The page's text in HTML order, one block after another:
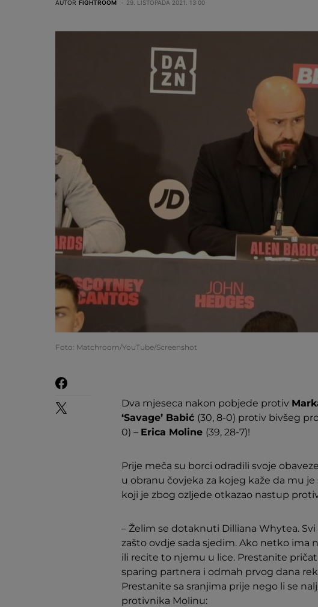
AUTOR FIGHTROOM 29. LISTOPADA 2021. 13:00
Foto: Matchroom/YouTube/Screenshot
Dva mjeseca nakon pobjede protiv
‘Savage’ Babić (30, 8-0) protiv bivšeg
0) – Erica Moline (39, 28-7)!
Prije meča su borci odradili svoje
u obranu čovjeka za kojeg kaže da mu
koji je zbog ozljede otkazao nastup
– Želim se dotaknuti Dilliana Whytea.
zašto ovdje sada sjedim. Ako netko ima
ili recite to njemu u lice. Prestanite
sparing partnera i odmah prvog dana
Prestanite sa sranjima prije nego li se
protivnika Molinu: